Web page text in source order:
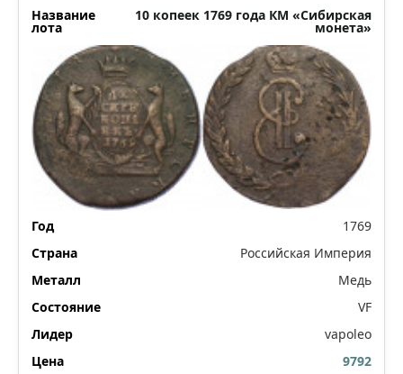
10 копеек 1769 года КМ «Сибирская
монета»
1769
Российская Империя
Медь
VF
vapoleo
9792